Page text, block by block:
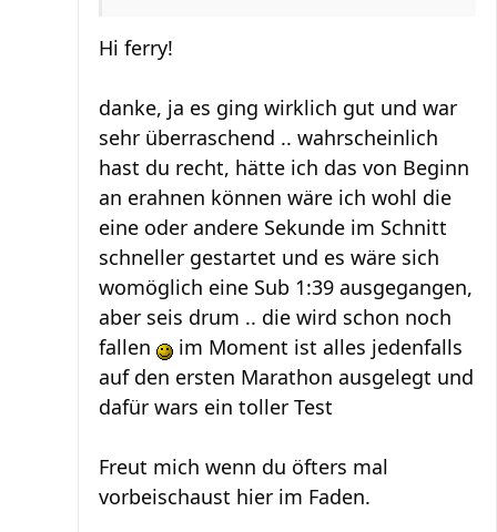
Hi ferry!
danke, ja es ging wirklich gut und war
sehr überraschend .. wahrscheinlich
hast du recht, hätte ich das von Beginn
an erahnen können wäre ich wohl die
eine oder andere Sekunde im Schnitt
schneller gestartet und es wäre sich
womöglich eine Sub 1:39 ausgegangen,
aber seis drum .. die wird schon noch
fallen
im Moment ist alles jedenfalls
auf den ersten Marathon ausgelegt und
dafür wars ein toller Test
Freut mich wenn du öfters mal
vorbeischaust hier im Faden.